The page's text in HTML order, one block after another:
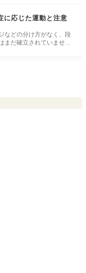
に応じた運動と注意
などの分け方がなく、段
まだ確立されていませ